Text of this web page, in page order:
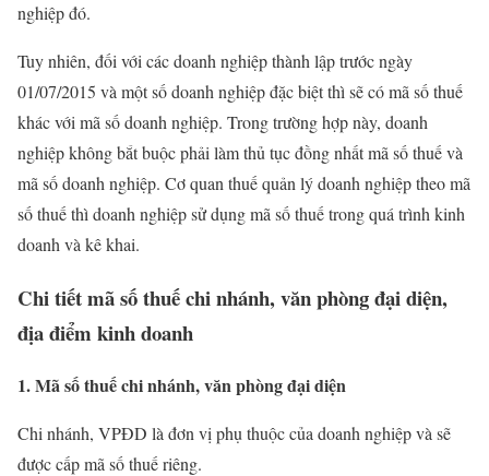
nghiệp đó.
Tuy nhiên, đối với các doanh nghiệp thành lập trước ngày
01/07/2015 và một số doanh nghiệp đặc biệt thì sẽ có mã số thuế
khác với mã số doanh nghiệp. Trong trường hợp này, doanh
nghiệp không bắt buộc phải làm thủ tục đồng nhất mã số thuế và
mã số doanh nghiệp. Cơ quan thuế quản lý doanh nghiệp theo mã
số thuế thì doanh nghiệp sử dụng mã số thuế trong quá trình kinh
doanh và kê khai.
Chi tiết mã số thuế chi nhánh, văn phòng đại diện,
địa điểm kinh doanh
1. Mã số thuế chi nhánh, văn phòng đại diện
Chi nhánh, VPĐD là đơn vị phụ thuộc của doanh nghiệp và sẽ
được cấp mã số thuế riêng.